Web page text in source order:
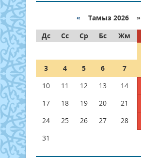
« Тамыз 2026 »
Дс
Сс Ср Бс Жм
3
4 5 6 7
10
11 12 13 14
17
18 19 20 21
24
25 26 27 28
31